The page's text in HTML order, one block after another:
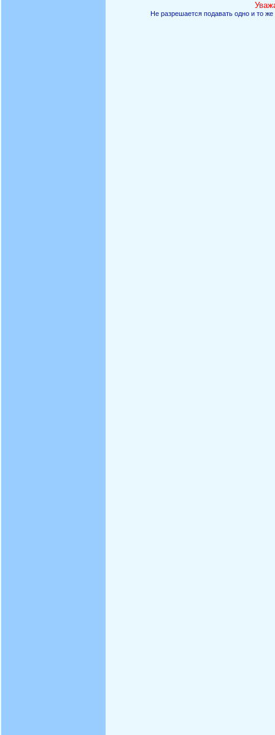
Не разрешается подавать одно и то